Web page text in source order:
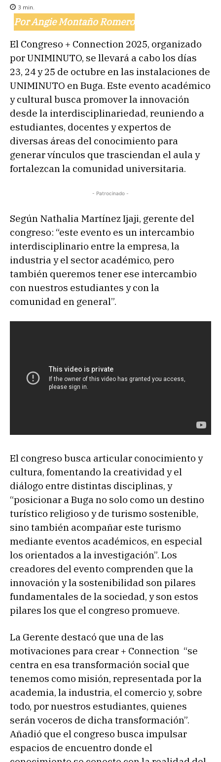
3 min.
Por Angie Montaño Romero
El Congreso + Connection 2025, organizado
por UNIMINUTO, se llevará a cabo los días
23, 24 y 25 de octubre en las instalaciones de
UNIMINUTO en Buga. Este evento académico
y cultural busca promover la innovación
desde la interdisciplinariedad, reuniendo a
estudiantes, docentes y expertos de
diversas áreas del conocimiento para
generar vínculos que trasciendan el aula y
fortalezcan la comunidad universitaria.
- Patrocinado -
Según Nathalia Martínez Ijaji, gerente del
congreso: “este evento es un intercambio
interdisciplinario entre la empresa, la
industria y el sector académico, pero
también queremos tener ese intercambio
con nuestros estudiantes y con la
comunidad en general”.
El congreso busca articular conocimiento y
cultura, fomentando la creatividad y el
diálogo entre distintas disciplinas, y
“posicionar a Buga no solo como un destino
turístico religioso y de turismo sostenible,
sino también acompañar este turismo
mediante eventos académicos, en especial
los orientados a la investigación”. Los
creadores del evento comprenden que la
innovación y la sostenibilidad son pilares
fundamentales de la sociedad, y son estos
pilares los que el congreso promueve.
La Gerente destacó que una de las
motivaciones para crear + Connection “se
centra en esa transformación social que
tenemos como misión, representada por la
academia, la industria, el comercio y, sobre
todo, por nuestros estudiantes, quienes
serán voceros de dicha transformación”.
Añadió que el congreso busca impulsar
espacios de encuentro donde el